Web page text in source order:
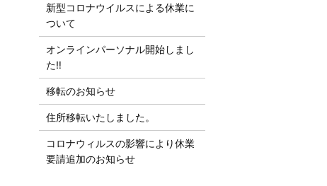
新型コロナウイルスによる休業に
ついて
オンラインパーソナル開始しまし
た‼︎
移転のお知らせ
住所移転いたしました。
コロナウィルスの影響により休業
要請追加のお知らせ